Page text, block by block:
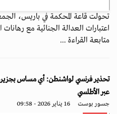
تحولت قاعة المحكمة في باريس،
اعتبارات العدالة الجنائية مع
متابعة القراءة ...
تحذير فرنسي لواشنطن: أي مساس بجزيرة
عبر الأطلسي
جسور بوست 16 يناير 2026 - 09:58